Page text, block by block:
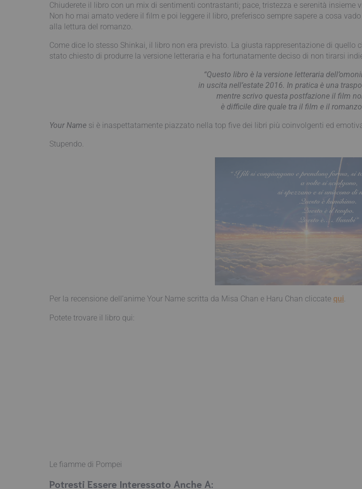
Chiuderete il libro con un mix di sentimenti contrastanti; pace, tristezza e serenità insieme
Non ho mai amato vedere il film e poi leggere il libro, preferisco sempre sapere a cosa
alla lettura del romanzo.
Come dice lo stesso Shinkai, il libro non era previsto. La giusta rappresentazione di quello
stato chiesto di produrre la versione letteraria e ha fortunatamente deciso di non tirarsi
“Questo libro è la versione letteraria
in uscita nell’estate 2016. In pratica è una
mentre scrivo questa postfazione il film
è difficile dire quale tra il film e il romanzo
Your Name si è inaspettatamente piazzato nella top five dei libri più coinvolgenti ed
Stupendo.
Per la recensione dell’anime Your Name scritta da Misa Chan e Haru Chan cliccate qui.
Potete trovare il libro qui:
Le fiamme di Pompei
Potresti Essere Interessato Anche A: